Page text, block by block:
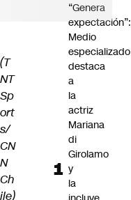
(T
NT
Sp
ort
s/
CN
N
Ch
ile)
“Genera
expectación”:
Medio
especializado
destaca
a
la
actriz
Mariana
di
Girolamo
y
la